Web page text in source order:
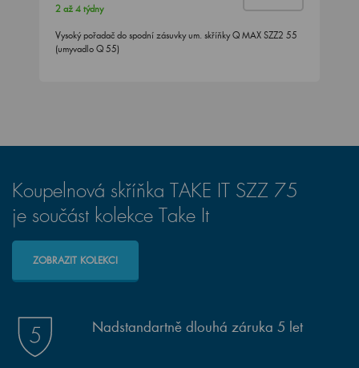
2 až 4 týdny
Vysoký pořadač do spodní zásuvky um. skříňky Q MAX SZZ2 55
(umyvadlo Q 55)
Koupelnová skříňka TAKE IT SZZ 75
je součást kolekce Take It
ZOBRAZIT KOLEKCI
Nadstandartně dlouhá záruka 5 let